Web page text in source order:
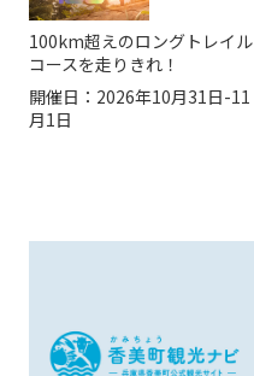
100km超えのロングトレイル
コースを走りきれ！
開催日： 2026年10月31日-11
月1日